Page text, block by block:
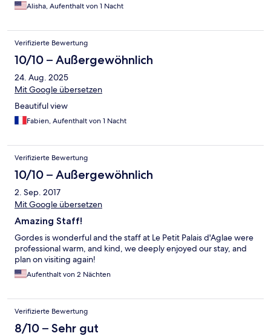
Alisha, Aufenthalt von 1 Nacht
Verifizierte Bewertung
10/10 – Außergewöhnlich
24. Aug. 2025
Mit Google übersetzen
Beautiful view
Fabien, Aufenthalt von 1 Nacht
Verifizierte Bewertung
10/10 – Außergewöhnlich
2. Sep. 2017
Mit Google übersetzen
Amazing Staff!
Gordes is wonderful and the staff at Le Petit Palais d'Aglae were
professional warm, and kind, we deeply enjoyed our stay, and
plan on visiting again!
Aufenthalt von 2 Nächten
Verifizierte Bewertung
8/10 – Sehr gut